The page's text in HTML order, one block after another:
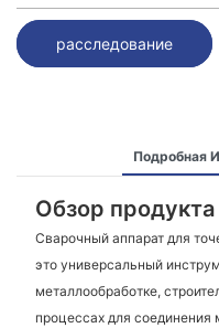
расследование
Подробная
Обзор продукта
Сварочный аппарат для
это универсальный
металлообработке,
процессах для соединения